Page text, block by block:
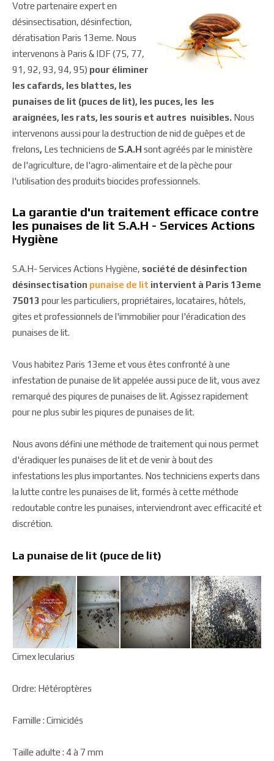
Votre partenaire expert en
désinsectisation, désinfection,
dératisation Paris 13eme. Nous
intervenons à Paris & IDF (75, 77,
91, 92, 93, 94, 95) pour éliminer
les cafards, les blattes, les
punaises de lit (puces de lit), les puces, les les
araignées, les rats, les souris et autres nuisibles. Nous
intervenons aussi pour la destruction de nid de guêpes et de
frelons, Les techniciens de S.A.H sont agréés par le ministère
de l'agriculture, de l'agro-alimentaire et de la pèche pour
l'utilisation des produits biocides professionnels.
La garantie d'un traitement efficace contre
les punaises de lit S.A.H - Services Actions
Hygiène
S.A.H- Services Actions Hygiène, société de désinfection
désinsectisation punaise de lit intervient à Paris 13eme
75013 pour les particuliers, propriétaires, locataires, hôtels,
gites et professionnels de l'immobilier pour l'éradication des
punaises de lit.
Vous habitez Paris 13eme et vous êtes confronté à une
infestation de punaise de lit appelée aussi puce de lit, vous avez
remarqué des piqures de punaises de lit. Agissez rapidement
pour ne plus subir les piqures de punaises de lit.
Nous avons défini une méthode de traitement qui nous permet
d'éradiquer les punaises de lit et de venir à bout des
infestations les plus importantes. Nos techniciens experts dans
la lutte contre les punaises de lit, formés à cette méthode
redoutable contre les punaises, interviendront avec efficacité et
discrétion.
La punaise de lit (puce de lit)
Cimex lecularius
Ordre: Hétéroptères
Famille : Cimicidés
Taille adulte : 4 à 7 mm